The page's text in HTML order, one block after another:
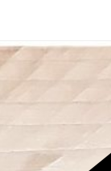
content